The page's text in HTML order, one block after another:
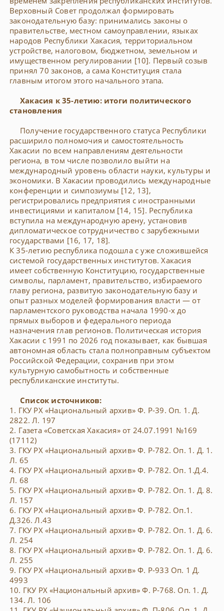
Верховный Совет продолжал формировать
законодательную базу: принимались законы о
правительстве, местном самоуправлении, языках
народов Республики Хакасия, территориальном
устройстве, налоговом, бюджетном, земельном и
имущественном регулировании [10]. Первый созыв
принял 70 законов, а сама Конституция стала
главным итогом этого начального этапа.
Хакасия к 35-летию: итоги политического
становления
Получение государственного статуса Республики
расширило полномочия и самостоятельность
Хакасии по всем направлениям деятельности
региона, в том числе позволило выйти на
международный уровень области науки, культуры и
экономики. В Хакасии проводились международные
конференции и симпозиумы [12, 13],
регистрировались предприятия с иностранными
инвестициями и капиталом [14, 15]. Республика
вступила на международную арену, установив
дипломатическое сотрудничество с зарубежными
государствами [16, 17, 18].
К 35-летию республика подошла с уже сложившейся
системой государственных институтов. Хакасия
имеет собственную Конституцию, государственные
символы, парламент, правительство, избираемого
главу региона, развитую законодательную базу и
опыт разных моделей формирования власти — от
парламентского руководства начала 1990-х до
прямых выборов и федерального периода
назначения глав регионов. Политическая история
Хакасии с 1991 по 2026 год показывает, как бывшая
автономная область стала полноправным субъектом
Российской Федерации, сохранив при этом
культурную самобытность и собственные
республиканские институты.
Список источников:
1. ГКУ РХ «Национальный архив» Ф. Р-39. Оп. 1. Д.
2822. Л. 197
2. Газета «Советская Хакасия» от 24.07.1991 №169
(17112)
3. ГКУ РХ «Национальный архив» Ф. Р-782. Оп. 1. Д. 1.
Л. 65
4. ГКУ РХ «Национальный архив» Ф. Р-782. Оп. 1.Д.4.
Л. 68
5. ГКУ РХ «Национальный архив» Ф. Р-782. Оп. 1. Д. 8.
Л. 157
6. ГКУ РХ «Национальный архив» Ф. Р-782. Оп.1.
Д.326. Л.43
7. ГКУ РХ «Национальный архив» Ф. Р-782. Оп. 1. Д. 6.
Л. 254
8. ГКУ РХ «Национальный архив» Ф. Р-782. Оп. 1. Д. 6.
Л. 255
9. ГКУ РХ «Национальный архив» Ф. Р-933 Оп. 1 Д.
4993
10. ГКУ РХ «Национальный архив» Ф. Р-768. Оп. 1. Д.
134. Л. 106